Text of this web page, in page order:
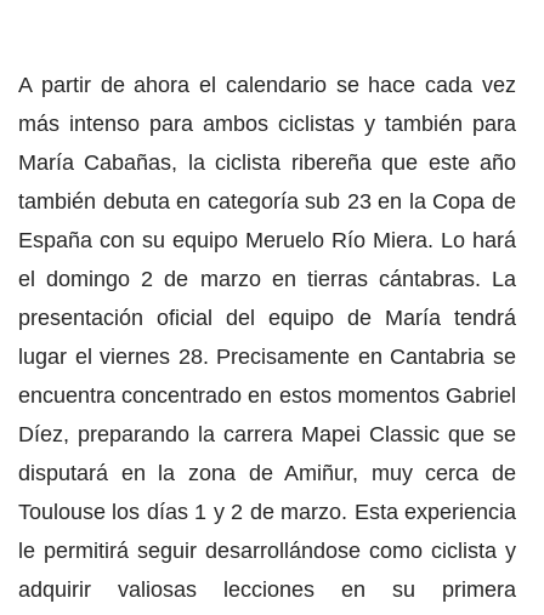
A partir de ahora el calendario se hace cada vez
más intenso para ambos ciclistas y también para
María Cabañas, la ciclista ribereña que este año
también debuta en categoría sub 23 en la Copa de
España con su equipo Meruelo Río Miera. Lo hará
el domingo 2 de marzo en tierras cántabras. La
presentación oficial del equipo de María tendrá
lugar el viernes 28. Precisamente en Cantabria se
encuentra concentrado en estos momentos Gabriel
Díez, preparando la carrera Mapei Classic que se
disputará en la zona de Amiñur, muy cerca de
Toulouse los días 1 y 2 de marzo. Esta experiencia
le permitirá seguir desarrollándose como ciclista y
adquirir valiosas lecciones en su primera